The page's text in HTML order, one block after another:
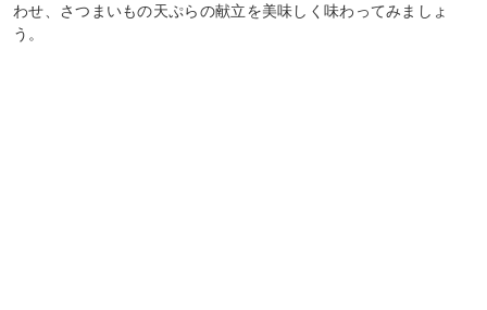
わせ、さつまいもの天ぷらの献立を美味しく味わってみましょ
う。